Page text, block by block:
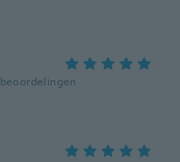
beoordelingen